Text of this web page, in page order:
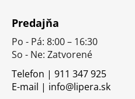
Predajňa
Po - Pá: 8:00 – 16:30
So - Ne: Zatvorené
Telefon | 911 347 925
E-mail | info@lipera.sk